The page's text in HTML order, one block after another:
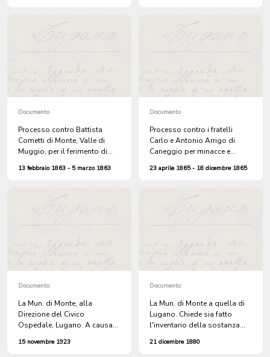
Documento
Processo contro Battista
Cometti di Monte, Valle di
Muggio, per il ferimento di
dall'osteria della Moneta
13 febbraio 1863 - 5 marzo 1863
Documento
Processo contro i fratelli
Carlo e Antonio Arrigo di
Caneggio per minacce e
Municipio di Caneggio,
Giuditta Moneda di Monte
23 aprile 1865 - 18 dicembre 1865
Documento
La Mun. di Monte, alla
Direzione del Civico
Ospedale, Lugano. A causa
finanziaria nel quale versa il
15 novembre 1923
Documento
La Mun. di Monte a quella di
Lugano. Chiede sia fatto
l'inventario della sostanza
GIOCONDO COMETTI.
21 dicembre 1880